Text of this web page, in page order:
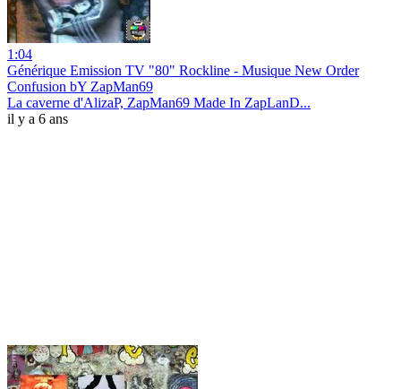
1:04
Générique Emission TV "80" Rockline - Musique New Order
Confusion bY ZapMan69
La caverne d'AlizaP, ZapMan69 Made In ZapLanD...
il y a 6 ans